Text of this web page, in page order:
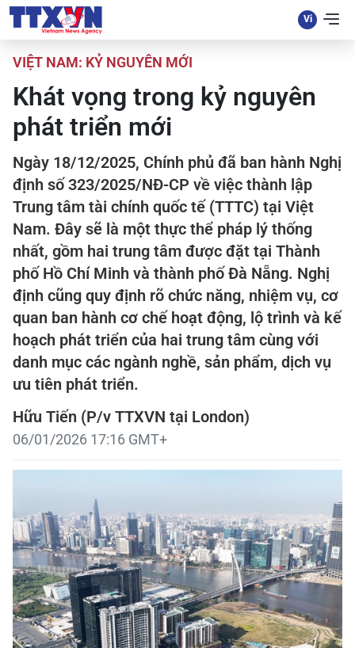
VIỆT NAM: KỶ NGUYÊN MỚI
Khát vọng trong kỷ nguyên
phát triển mới
Ngày 18/12/2025, Chính phủ đã ban hành Nghị
định số 323/2025/NĐ-CP về việc thành lập
Trung tâm tài chính quốc tế (TTTC) tại Việt
Nam. Đây sẽ là một thực thể pháp lý thống
nhất, gồm hai trung tâm được đặt tại Thành
phố Hồ Chí Minh và thành phố Đà Nẵng. Nghị
định cũng quy định rõ chức năng, nhiệm vụ, cơ
quan ban hành cơ chế hoạt động, lộ trình và kế
hoạch phát triển của hai trung tâm cùng với
danh mục các ngành nghề, sản phẩm, dịch vụ
ưu tiên phát triển.
Hữu Tiến (P/v TTXVN tại London)
06/01/2026 17:16 GMT+